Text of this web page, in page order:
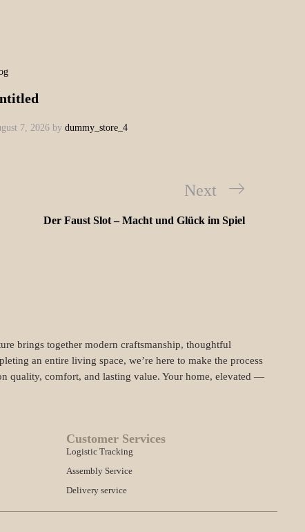
7, 2026 by dummy_store_4
Next
Der Faust Slot – Macht und Glück im Spiel
brings together modern craftsmanship, thoughtful
an entire living space, we’re here to make the process
quality, comfort, and lasting value. Your home, elevated —
Customer Services
Logistic Tracking
Assembly Service
Delivery service